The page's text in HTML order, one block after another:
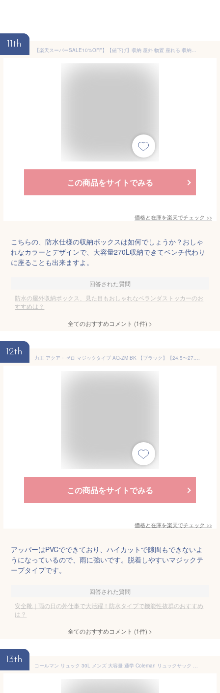
11th
【楽天スーパーSALE10%OFF】【値下げ】収納 屋外 物置 座れる 収納ボックス 270L 屋外収納 木目調 ブラック おしゃれ 幅109 奥行51.5 高さ55 cm 収納ベンチ 耐荷重 100kg 防水 屋外物置 ベンチ ストッカー 大容量 収納庫 宅配ボックス
この商品をサイトでみる
価格と在庫を楽天でチェック >>
こちらの、防水仕様の収納ボックスは如何でしょうか？おしゃ
れなカラーとデザインで、大容量270L収納できてベンチ代わり
に座ることも出来ますよ。
回答された質問
防水の屋外収納ボックス、見た目もおしゃれなベランダストッカーのお
すすめは？
全てのおすすめコメント (1件) >
12th
力王 アクア・ゼロ マジックタイプ AQ-ZM BK 【ブラック】【24.5〜27.0・28.0・29.0cm】 水場に強いハイカットタイプの防水安全シューズです。 鋼鉄製先芯 防水 耐油底 幅広の4Eタイプ 安全靴 作業靴 rev
この商品をサイトでみる
価格と在庫を楽天でチェック >>
アッパーはPVCでできており、ハイカットで隙間もできないよ
うになっているので、雨に強いです。脱着しやすいマジックテ
ープタイプです。
回答された質問
安全靴｜雨の日の外仕事で大活躍！防水タイプで機能性抜群のおすすめ
は？
全てのおすすめコメント (1件) >
13th
コールマン リュック 30L メンズ 大容量 通学 Coleman リュックサック レディース SHIELD シールド デイパック バックパック スクエアリュック シールド30 B4 撥水 アウトドア ブランド 男性 女性 男女兼用 通勤 大人 男子 女子 中学生 高校生 大学生 スクールリュック 鞄